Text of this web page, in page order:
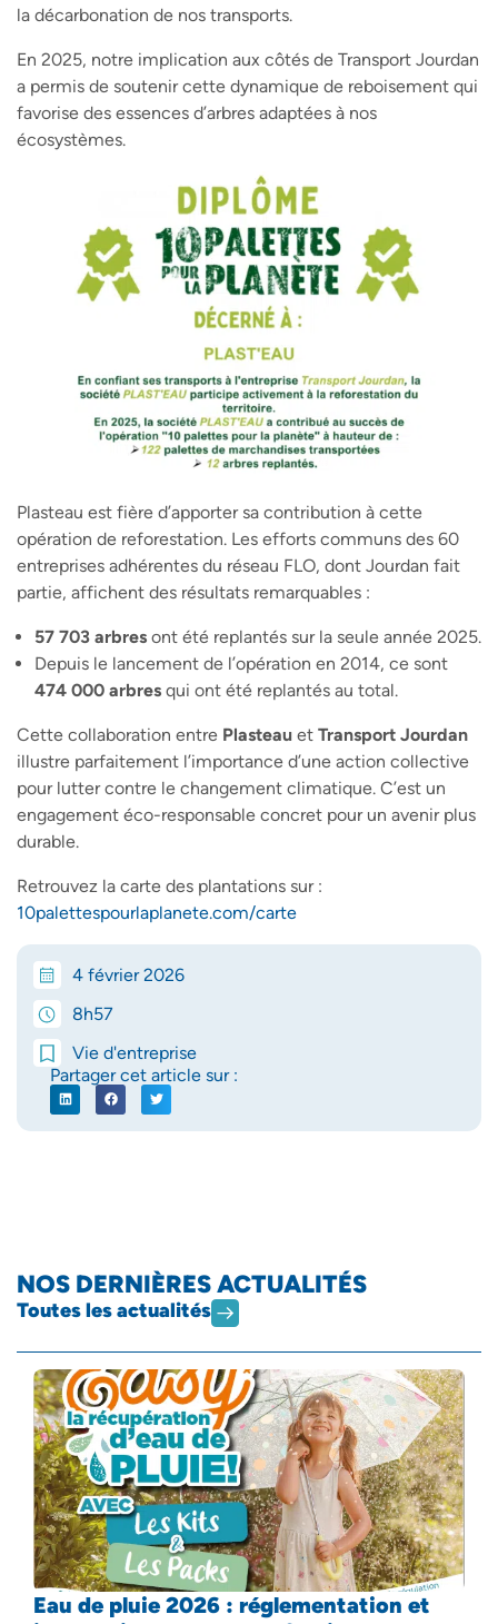
4 février 2026
8h57
Vie d'entreprise
Partager cet article sur :
la décarbonation de nos transports.
En 2025, notre implication aux côtés de Transport Jourdan
a permis de soutenir cette dynamique de reboisement qui
favorise des essences d’arbres adaptées à nos
écosystèmes.
Plasteau est fière d’apporter sa contribution à cette
opération de reforestation. Les efforts communs des 60
entreprises adhérentes du réseau FLO, dont Jourdan fait
partie, affichent des résultats remarquables :
57 703 arbres ont été replantés sur la seule année 2025.
Depuis le lancement de l’opération en 2014, ce sont
474 000 arbres qui ont été replantés au total.
Cette collaboration entre Plasteau et Transport Jourdan
illustre parfaitement l’importance d’une action collective
pour lutter contre le changement climatique. C’est un
engagement éco-responsable concret pour un avenir plus
durable.
Retrouvez la carte des plantations sur :
10palettespourlaplanete.com/carte
NOS DERNIÈRES ACTUALITÉS
Toutes les actualités
Eau de pluie 2026 : réglementation et